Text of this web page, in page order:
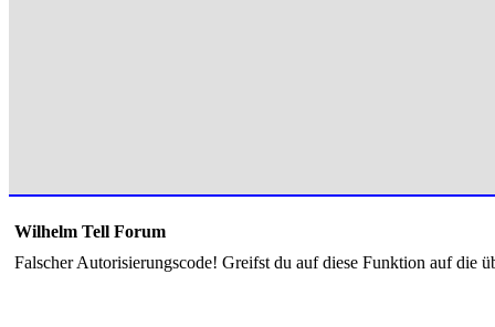
Wilhelm Tell Forum
Falscher Autorisierungscode! Greifst du auf diese Funktion auf die